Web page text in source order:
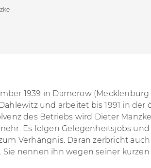
1939 in Damerow
und arbeitet bis 1991 in der
des Betriebs wird Dieter
Es folgen Gelegenheitsjobs und
Verhängnis. Daran zerbricht
nennen ihn wegen seiner kurzen